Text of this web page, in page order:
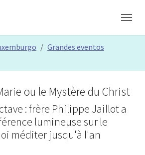
Grandes eventos
ou le Mystère du Christ
: frère Philippe Jaillot a
lumineuse sur le
méditer jusqu'à l'an